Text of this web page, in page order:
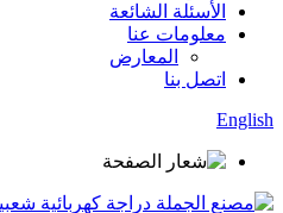
الأسئلة الشائعة
معلومات عنا
المعارض
اتصل بنا
English